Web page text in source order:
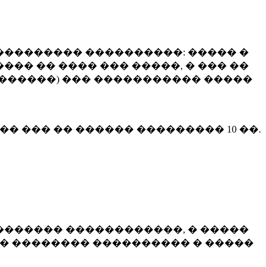
����������: ����� �
�� ���� ��� �����, � ��� ��
��� ����������� �����
��� �� ������ ��������� 10 ��.
������������, � �����
�������� ���������� � �����